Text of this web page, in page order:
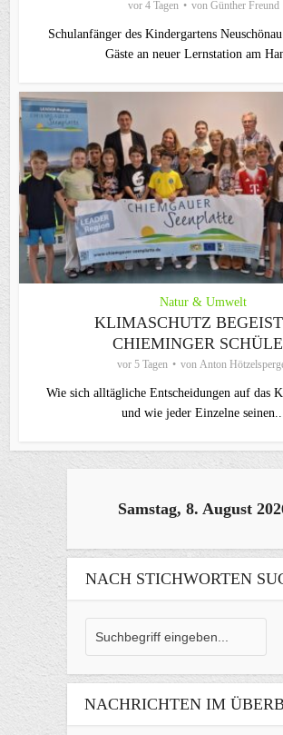
vor 4 Tagen von Günther Freund
Schulanfänger des Kindergartens
Gäste an neuer Lernstation am
Natur & Umwelt
KLIMASCHUTZ
CHIEMINGER
vor 5 Tagen von Anton
Wie sich alltägliche Entscheidungen auf das
und wie jeder Einzelne
Samstag, 8. August
NACH STICHWORTEN
NACHRICHTEN IM